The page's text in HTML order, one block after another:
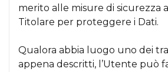
merito alle misure di sicurezza
Titolare per proteggere i Dati.
Qualora abbia luogo uno dei
appena descritti, l’Utente può